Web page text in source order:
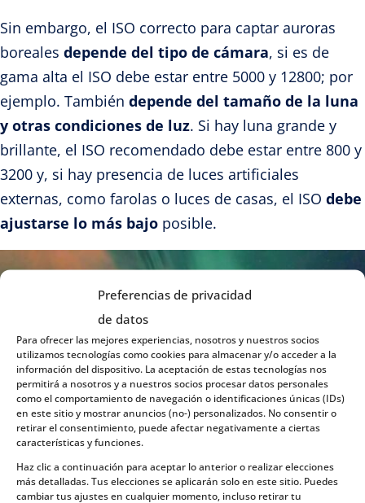
Preferencias de privacidad
de datos
Para ofrecer las mejores experiencias, nosotros y nuestros socios
utilizamos tecnologías como cookies para almacenar y/o acceder a la
información del dispositivo. La aceptación de estas tecnologías nos
permitirá a nosotros y a nuestros socios procesar datos personales
como el comportamiento de navegación o identificaciones únicas (IDs)
en este sitio y mostrar anuncios (no-) personalizados. No consentir o
retirar el consentimiento, puede afectar negativamente a ciertas
características y funciones.
Haz clic a continuación para aceptar lo anterior o realizar elecciones
más detalladas. Tus elecciones se aplicarán solo en este sitio. Puedes
cambiar tus ajustes en cualquier momento, incluso retirar tu
Sin embargo, el ISO correcto para captar auroras
boreales depende del tipo de cámara, si es de
gama alta el ISO debe estar entre 5000 y 12800; por
ejemplo. También depende del tamaño de la luna
y otras condiciones de luz. Si hay luna grande y
brillante, el ISO recomendado debe estar entre 800 y
3200 y, si hay presencia de luces artificiales
externas, como farolas o luces de casas, el ISO debe
ajustarse lo más bajo posible.